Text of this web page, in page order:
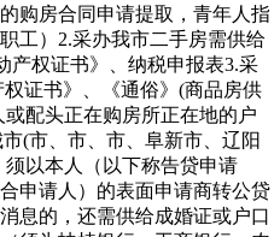
购房合同申请提取，青年人指
工）2.采办我市二手房需供给
产权证书》、纳税申报表3.采
证书》、《通俗》(商品房供
配头正在购房所正在地的户
(市、市、市、阜新市、辽阳
以本人（以下称告贷申请
申请人）的表面申请商转公贷
息的，还需供给成婚证或户口